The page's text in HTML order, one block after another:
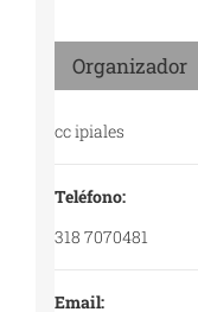
Organizador
cc ipiales
Teléfono:
318 7070481
Email: